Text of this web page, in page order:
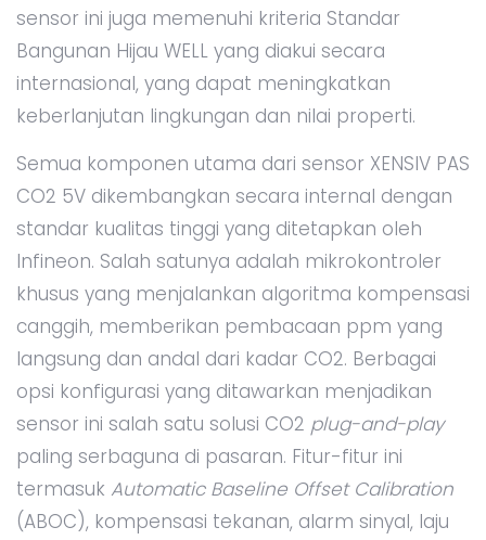
sensor ini juga memenuhi kriteria Standar
Bangunan Hijau WELL yang diakui secara
internasional, yang dapat meningkatkan
keberlanjutan lingkungan dan nilai properti.
Semua komponen utama dari sensor XENSIV PAS
CO2 5V dikembangkan secara internal dengan
standar kualitas tinggi yang ditetapkan oleh
Infineon. Salah satunya adalah mikrokontroler
khusus yang menjalankan algoritma kompensasi
canggih, memberikan pembacaan ppm yang
langsung dan andal dari kadar CO2. Berbagai
opsi konfigurasi yang ditawarkan menjadikan
sensor ini salah satu solusi CO2 plug-and-play
paling serbaguna di pasaran. Fitur-fitur ini
termasuk Automatic Baseline Offset Calibration
(ABOC), kompensasi tekanan, alarm sinyal, laju